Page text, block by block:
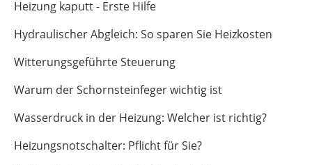
Heizung kaputt - Erste Hilfe
Hydraulischer Abgleich: So sparen Sie Heizkosten
Witterungsgeführte Steuerung
Warum der Schornsteinfeger wichtig ist
Wasserdruck in der Heizung: Welcher ist richtig?
Heizungsnotschalter: Pflicht für Sie?